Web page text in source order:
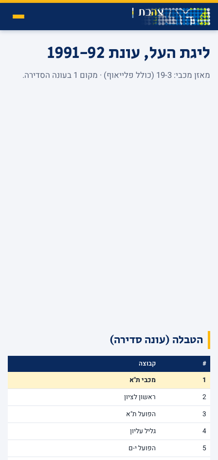
ליגת העל, עונת 1991-92
מאזן מכבי: 19-3 (כולל פלייאוף) · מקום 1 בעונה הסדירה.
הטבלה (עונה סדירה)
#
קבוצה
1
מכבי ת"א
2
ראשון לציון
3
הפועל ת"א
4
גליל עליון
5
הפועל י-ם